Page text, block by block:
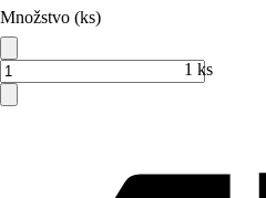
Množstvo (ks)
1 ks